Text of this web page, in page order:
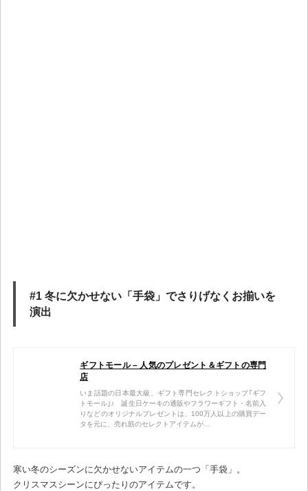
#1 冬に欠かせない「手袋」でさりげなくお揃いを
演出
ギフトモール – 人気のプレゼント＆ギフトの専門
店
いま話題の日本最大級、ギフト専門セレクトショップ｢ギフ
トモール｣♪ 誕生日ケーキの通販やフラワーギフト・名前入
りなどのオリジナルプレゼントは、100万人以上の購買デー
タを元に、売れ筋のセレクトアイテムが…
寒い冬のシーズンに欠かせないアイテムの一つ「手袋」。
クリスマスシーンにぴったりのアイテムです。